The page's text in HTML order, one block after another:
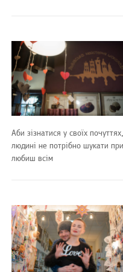
Аби зізнатися у своїх
людині не потрібно шукати
любиш всім